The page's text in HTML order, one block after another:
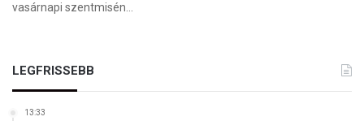
vasárnapi szentmisén…
LEGFRISSEBB
13:33